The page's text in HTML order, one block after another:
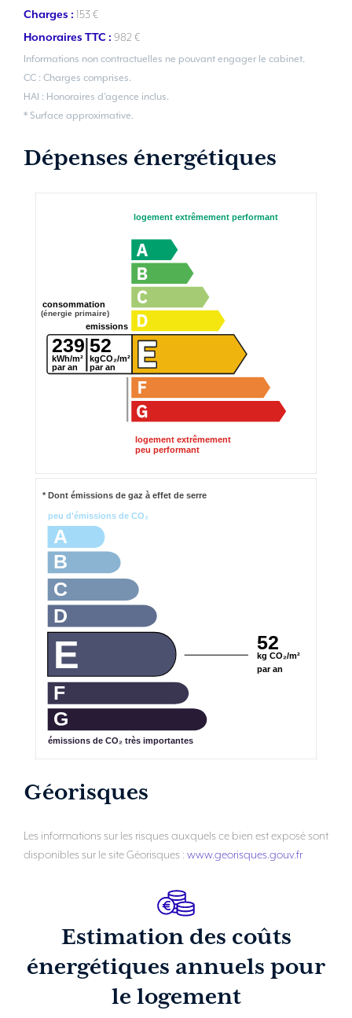
Charges : 153 €
Honoraires TTC : 982 €
Informations non contractuelles ne pouvant engager le cabinet.
CC : Charges comprises.
HAI : Honoraires d’agence inclus.
* Surface approximative.
Dépenses énergétiques
logement extrêmement performant
logement extrêmement
peu performant
239
kWh/m²
par an
consommation
(énergie primaire)
52
kgCO₂/m²
par an
emissions
52
kg CO₂/m²
par an
A
B
C
D
E
F
G
émissions de CO₂ très importantes
peu d'émissions de CO₂
* Dont émissions de gaz à effet de serre
Géorisques
Les informations sur les risques auxquels ce bien est exposé sont
disponibles sur le site Géorisques : www.georisques.gouv.fr
Estimation des coûts
énergétiques annuels pour
le logement